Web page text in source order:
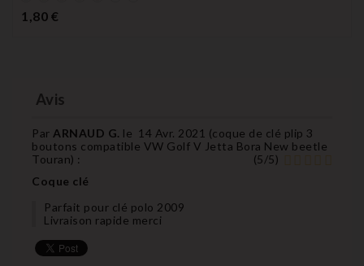
1,80 €
Avis
Par ARNAUD G. le 14 Avr. 2021 (coque de clé plip 3
boutons compatible VW Golf V Jetta Bora New beetle
Touran) : (5/5)
Coque clé
Parfait pour clé polo 2009
Livraison rapide merci